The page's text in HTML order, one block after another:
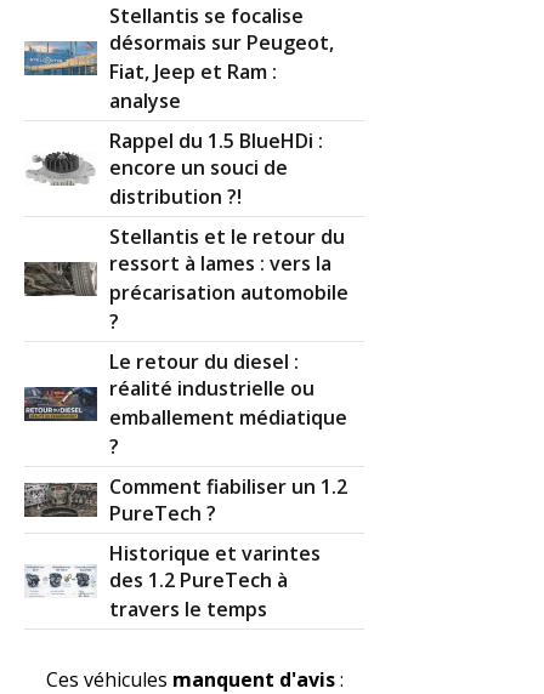
Stellantis se focalise
désormais sur Peugeot,
Fiat, Jeep et Ram :
analyse
Rappel du 1.5 BlueHDi :
encore un souci de
distribution ?!
Stellantis et le retour du
ressort à lames : vers la
précarisation automobile
?
Le retour du diesel :
réalité industrielle ou
emballement médiatique
?
Comment fiabiliser un 1.2
PureTech ?
Historique et varintes
des 1.2 PureTech à
travers le temps
Ces véhicules manquent d'avis: